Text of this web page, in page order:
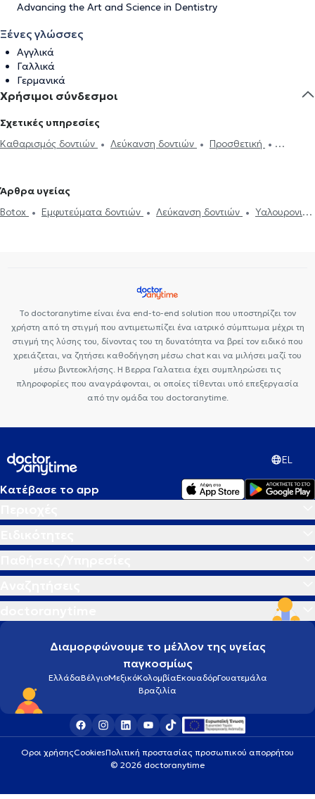
Advancing the Art and Science in Dentistry
Ξένες γλώσσες
Αγγλικά
Γαλλικά
Γερμανικά
Χρήσιμοι σύνδεσμοι
Σχετικές υπηρεσίες
Καθαρισμός δοντιών
Λεύκανση δοντιών
Προσθετική
Απονεύρωση
στοματίτιδα
Υαλουρονικό Οξύ - Fillers Όψεις ρητίνης
Όψεις
Άρθρα υγείας
Botox
Εμφυτεύματα δοντιών Λεύκανση δοντιών
Υαλουρονικό
Το doctoranytime είναι ένα end-to-end solution που υποστηρίζει τον
χρήστη από τη στιγμή που αντιμετωπίζει ένα ιατρικό σύμπτωμα μέχρι τη
στιγμή της λύσης του, δίνοντας του τη δυνατότητα να βρεί τον ειδικό που
χρειάζεται, να ζητήσει καθοδήγηση μέσω chat και να μιλήσει μαζί του
μέσω βιντεοκλήσης. Η Βερρα Γαλατεια έχει συμπληρώσει τις
πληροφορίες που αναγράφονται, οι οποίες τίθενται υπό επεξεργασία
από την ομάδα του doctoranytime.
EL
Κατέβασε το app
Διαμορφώνουμε το μέλλον της υγείας
παγκοσμίως
ΕλλάδαΒέλγιοΜεξικόΚολομβίαΕκουαδόρΓουατεμάλα
Βραζιλία
Οροι χρήσηςCookiesΠολιτική προστασίας προσωπικού απορρήτου
© 2026 doctoranytime